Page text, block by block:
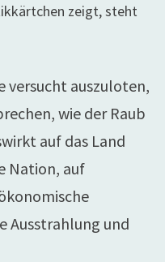
zeigt, steht
versucht auszuloten,
wie der Raub
auf das Land
Nation, auf
Ausstrahlung und